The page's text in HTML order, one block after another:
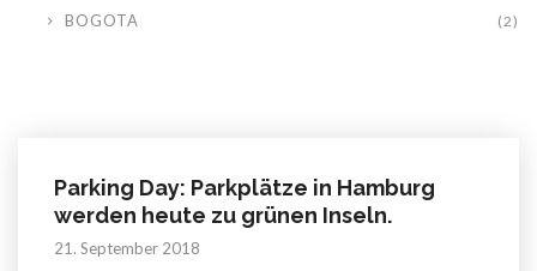
BOGOTA (2)
Parking Day: Parkplätze in Hamburg
werden heute zu grünen Inseln.
21. September 2018